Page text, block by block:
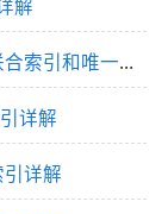
解
MySQL中的聚簇索引、非聚簇索引、联合索引和唯一索引详细介绍
详解
详解